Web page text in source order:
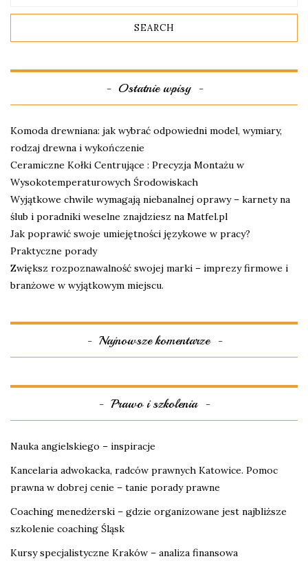
Ostatnie wpisy
Komoda drewniana: jak wybrać odpowiedni model, wymiary,
rodzaj drewna i wykończenie
Ceramiczne Kołki Centrujące : Precyzja Montażu w
Wysokotemperaturowych Środowiskach
Wyjątkowe chwile wymagają niebanalnej oprawy – karnety na
ślub i poradniki weselne znajdziesz na Matfel.pl
Jak poprawić swoje umiejętności językowe w pracy?
Praktyczne porady
Zwiększ rozpoznawalność swojej marki – imprezy firmowe i
branżowe w wyjątkowym miejscu.
Najnowsze komentarze
Prawo i szkolenia
Nauka angielskiego – inspiracje
Kancelaria adwokacka, radców prawnych Katowice. Pomoc
prawna w dobrej cenie – tanie porady prawne
Coaching menedżerski – gdzie organizowane jest najbliższe
szkolenie coaching Śląsk
Kursy specjalistyczne Kraków – analiza finansowa